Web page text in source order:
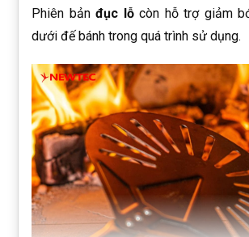
Phiên bảnđục lỗcòn hỗ trợ giảm
dưới đế bánh trong quá trình sử dụng.